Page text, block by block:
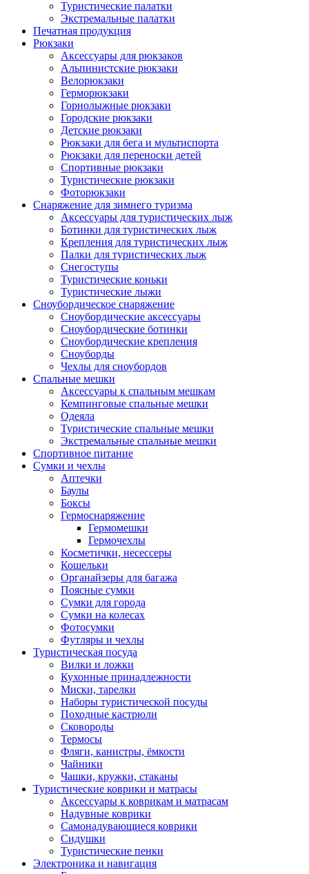
Туристические палатки
Экстремальные палатки
Печатная продукция
Рюкзаки
Аксессуары для рюкзаков
Альпинистские рюкзаки
Велорюкзаки
Герморюкзаки
Горнолыжные рюкзаки
Городские рюкзаки
Детские рюкзаки
Рюкзаки для бега и мультиспорта
Рюкзаки для переноски детей
Спортивные рюкзаки
Туристические рюкзаки
Фоторюкзаки
Снаряжение для зимнего туризма
Аксессуары для туристических лыж
Ботинки для туристических лыж
Крепления для туристических лыж
Палки для туристических лыж
Снегоступы
Туристические коньки
Туристические лыжи
Сноубордическое снаряжение
Сноубордические аксессуары
Сноубордические ботинки
Сноубордические крепления
Сноуборды
Чехлы для сноубордов
Спальные мешки
Аксессуары к спальным мешкам
Кемпинговые спальные мешки
Одеяла
Туристические спальные мешки
Экстремальные спальные мешки
Спортивное питание
Сумки и чехлы
Аптечки
Баулы
Боксы
Гермоснаряжение
Гермомешки
Гермочехлы
Косметички, несессеры
Кошельки
Органайзеры для багажа
Поясные сумки
Сумки для города
Сумки на колесах
Фотосумки
Футляры и чехлы
Туристическая посуда
Вилки и ложки
Кухонные принадлежности
Миски, тарелки
Наборы туристической посуды
Походные кастрюли
Сковороды
Термосы
Фляги, канистры, ёмкости
Чайники
Чашки, кружки, стаканы
Туристические коврики и матрасы
Аксессуары к коврикам и матрасам
Надувные коврики
Самонадувающиеся коврики
Сидушки
Туристические пенки
Электроника и навигация